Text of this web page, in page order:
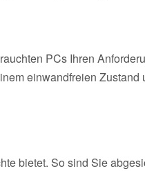
PCs Ihren
einwandfreien
bietet. So sind Sie